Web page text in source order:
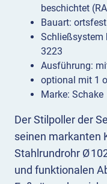
Der Stilpoller der
seinen markanten
Stahlrundrohr Ø
und funktionalen
beschichtet
Bauart:
Schließsystem
3223
Ausführung:
optional mit 1
Marke: Schake